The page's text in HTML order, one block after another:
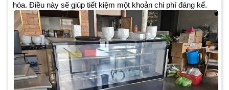
hóa. Điều này sẽ giúp tiết kiệm một khoản chi phí đáng kể.